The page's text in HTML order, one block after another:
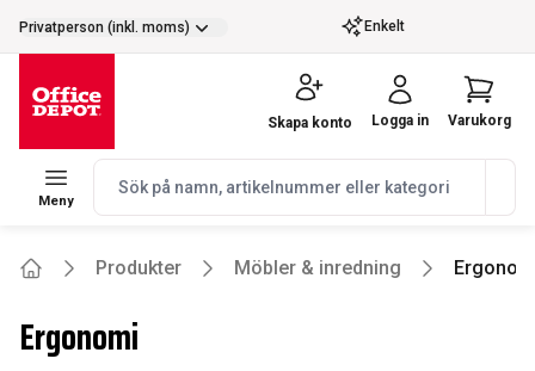
selector.vat
Privatperson (inkl. moms) Enkelt
Meny
navbar.quicksearch.label
Skapa konto Logga in Varukorg
Produkter Möbler & inredning
Ergonomi